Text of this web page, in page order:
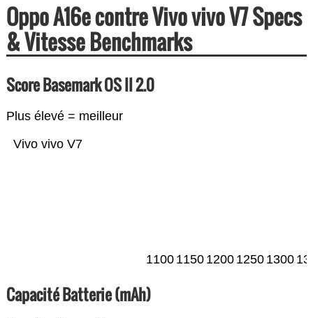
Oppo A16e contre Vivo vivo V7 Specs
& Vitesse Benchmarks
Score Basemark OS II 2.0
Plus élevé = meilleur
Vivo vivo V7
1100 1150 1200 1250 1300
Capacité Batterie (mAh)